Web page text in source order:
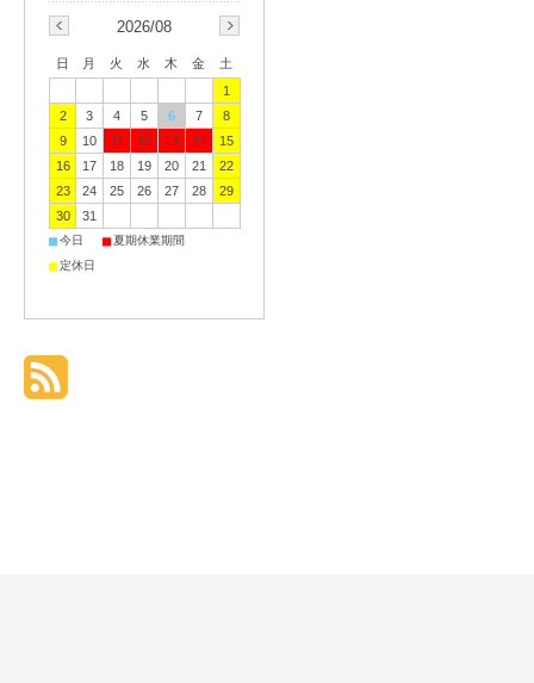
2026/08
日 月 火 水 木 金
土
1
2
3 4 5 6 7
8
9
10 11 12 13 14
15
16
17 18 19 20 21
22
23
24 25 26 27 28
29
30
31
■今日 ■夏期休業期間
■定休日